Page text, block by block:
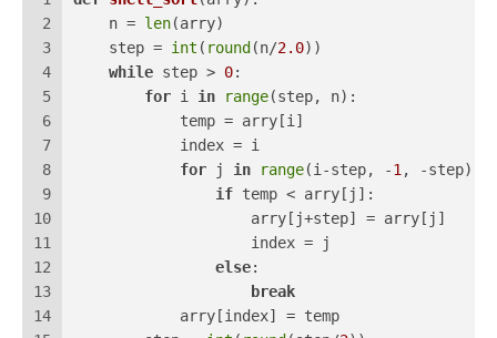
2
3
4
5
6
7
8
9
10
11
12
13
14
    n =
len(arry)
    step =
int ( round (n/2.0))
while step > 0:
for i in range(step, n):
            temp = arry[i]
            index = i
for j in range(i-step, -1 , -step):
if temp < arry[j]:
                    arry[j+step] = arry[j]
                    index = j
else:
break
            arry[index] = temp